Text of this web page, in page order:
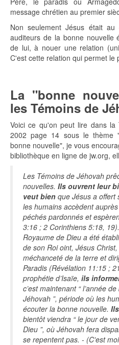
message chrétien au premier
Non seulement Jésus était
auditeurs de la bonne nouvelle
de lui, à nouer une relation
C'est cette relation qui permet le
La "bonne
les Témoins de
Voici ce qu'on peut lire dans
2002 page 14 sous le thème
bonne nouvelle", je vous
bibliothèque en ligne de jw.org,
Les Témoins de Jéhovah
nouvelles. Ils ouvrent leur
veut bien que Jésus a offert
les humains accèdent
péchés pardonnés et
3:16 ; 2 Corinthiens 5:18, 19).
Royaume de Dieu a été
de son Roi oint, Jésus
méchanceté de la terre et
Paradis (Révélation 11:15 ;
prophétie d’Isaïe, ils
c’est maintenant “ l’année
Jéhovah ”, période où les
écouter la bonne nouvelle.
bientôt viendra “ le jour de
Dieu ”, où Jéhovah fera
se repentent pas. - (C'est